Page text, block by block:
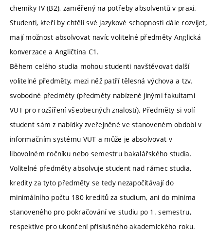
chemiky IV (B2), zaměřený na potřeby absolventů v praxi.
Studenti, kteří by chtěli své jazykové schopnosti dále rozvíjet,
mají možnost absolvovat navíc volitelné předměty Anglická
konverzace a Angličtina C1.
Během celého studia mohou studenti navštěvovat další
volitelné předměty, mezi něž patří tělesná výchova a tzv.
svobodné předměty (předměty nabízené jinými fakultami
VUT pro rozšíření všeobecných znalostí). Předměty si volí
student sám z nabídky zveřejněné ve stanoveném období v
informačním systému VUT a může je absolvovat v
libovolném ročníku nebo semestru bakalářského studia.
Volitelné předměty absolvuje student nad rámec studia,
kredity za tyto předměty se tedy nezapočítávají do
minimálního počtu 180 kreditů za studium, ani do minima
stanoveného pro pokračování ve studiu po 1. semestru,
respektive pro ukončení příslušného akademického roku.